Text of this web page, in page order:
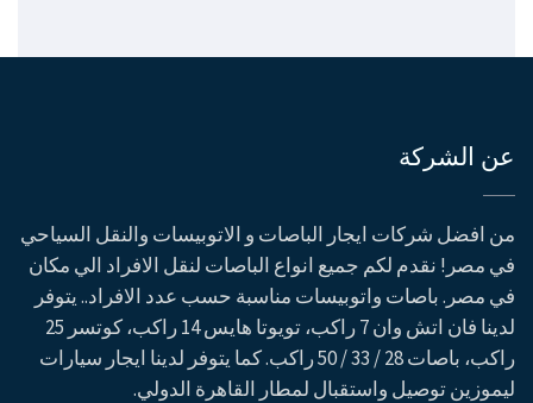
عن الشركة
من افضل شركات ايجار الباصات و الاتوبيسات والنقل السياحي
في مصر! نقدم لكم جميع انواع الباصات لنقل الافراد الي مكان
في مصر. باصات واتوبيسات مناسبة حسب عدد الافراد.. يتوفر
لدينا فان اتش وان 7 راكب، تويوتا هايس 14 راكب، كوتسر 25
راكب، باصات 28 / 33 / 50 راكب. كما يتوفر لدينا ايجار سيارات
ليموزين توصيل واستقبال لمطار القاهرة الدولي.